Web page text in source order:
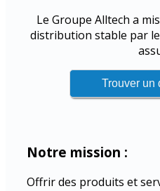
Le Groupe Alltech a
distribution stable par
Notre mission :
Offrir des produits et